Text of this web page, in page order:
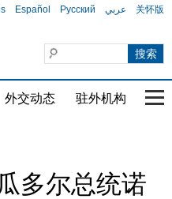
Español Русский عربي 关怀版
外交动态 驻外机构 国
多尔总统诺